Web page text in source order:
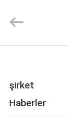
ÜRÜN:%
Reserved.
şirket
Haberler